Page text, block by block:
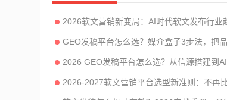
2026软文营销新变局：AI时代软文发布行业
GEO发稿平台怎么选？媒介盒子3步法，把
2026 GEO发稿平台怎么选？从信源搭建到
2026-2027软文营销平台选型新准则：不再